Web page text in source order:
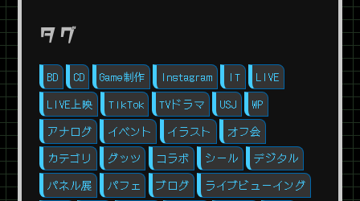
タグ
BD CD Game制作 Instagram IT
LIVE
LIVE上映
TikTok TVドラマ USJ
WP
アナログ
イベント イラスト
オフ会
カテゴリ
グッツ コラボ シール
デジタル
パネル展
パフェ ブログ
ライブビューイング